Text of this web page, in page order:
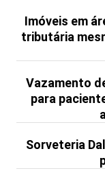
Imóveis em
tributária
Vazamento
para
Sorveteria